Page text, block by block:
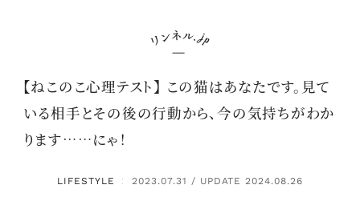
【ねこのこ心理テスト】 この猫はあなたです。見て
いる相手とその後の行動から、今の気持ちがわか
ります……にゃ！
LIFESTYLE ： 2023.07.31 / UPDATE 2024.08.26